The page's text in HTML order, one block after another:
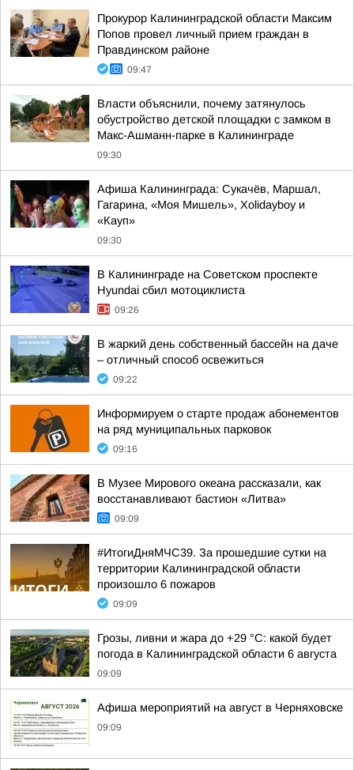
Прокурор Калининградской области Максим
Попов провел личный прием граждан в
Правдинском районе
09:47
Власти объяснили, почему затянулось
обустройство детской площадки с замком в
Макс-Ашманн-парке в Калининграде
09:30
Афиша Калининграда: Сукачёв, Маршал,
Гагарина, «Моя Мишель», Xolidayboy и
«Кауп»
09:30
В Калининграде на Советском проспекте
Hyundai сбил мотоциклиста
09:26
В жаркий день собственный бассейн на даче
– отличный способ освежиться
09:22
Информируем о старте продаж абонементов
на ряд муниципальных парковок
09:16
В Музее Мирового океана рассказали, как
восстанавливают бастион «Литва»
09:09
#ИтогиДняМЧС39. За прошедшие сутки на
территории Калининградской области
произошло 6 пожаров
09:09
Грозы, ливни и жара до +29 °C: какой будет
погода в Калининградской области 6 августа
09:09
Афиша мероприятий на август в Черняховске
09:09